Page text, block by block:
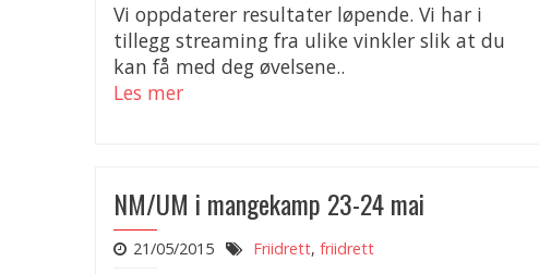
Vi oppdaterer resultater løpende. Vi har i
tillegg streaming fra ulike vinkler slik at du
kan få med deg øvelsene..
Les mer
NM/UM i mangekamp 23-24 mai
21/05/2015 Friidrett, friidrett